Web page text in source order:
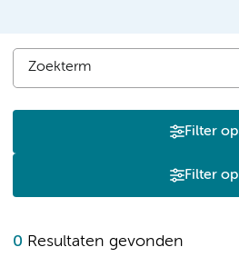
Filter op
Filter op
0 Resultaten gevonden